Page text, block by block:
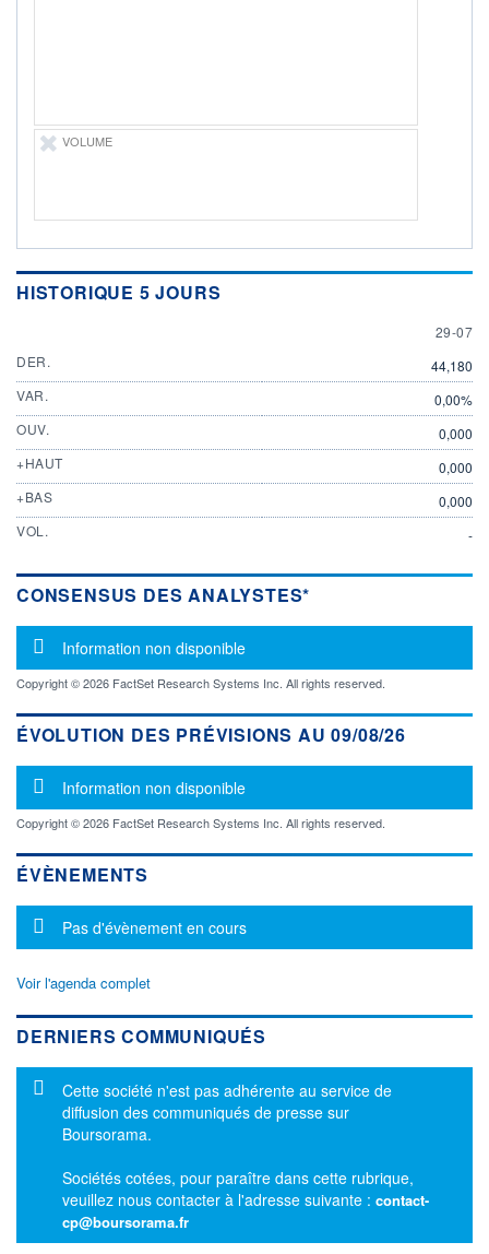
+ PORTEFEUILLE + LISTE
VOLUME
HISTORIQUE 5 JOURS
29 JULY
29-07
DER.
44,180
VAR.
0,00%
OUV.
0,000
+HAUT
0,000
+BAS
0,000
VOL.
-
CONSENSUS DES ANALYSTES*
Message d'information
Information non disponible
Copyright © 2026 FactSet Research Systems Inc. All rights reserved.
ÉVOLUTION DES PRÉVISIONS AU 09/08/26
Message d'information
Information non disponible
Copyright © 2026 FactSet Research Systems Inc. All rights reserved.
ÉVÈNEMENTS
Message d'information
Pas d'évènement en cours
Voir l'agenda complet
DERNIERS COMMUNIQUÉS
Message d'information
Cette société n'est pas adhérente au service de
diffusion des communiqués de presse sur
Boursorama.
Sociétés cotées, pour paraître dans cette rubrique,
veuillez nous contacter à l'adresse suivante : contact-
cp@boursorama.fr